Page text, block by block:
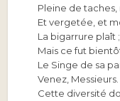
Pleine de
Et vergetée, et
La bigarrure plaît
Mais ce fut
Le Singe de sa
Venez,
Cette diversité